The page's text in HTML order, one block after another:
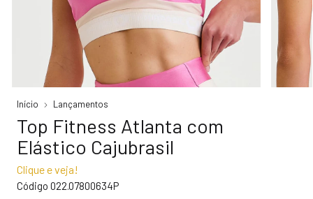
Início Lançamentos
Top Fitness Atlanta com
Elástico Cajubrasil
Clique e veja!
Código 022.07800634P